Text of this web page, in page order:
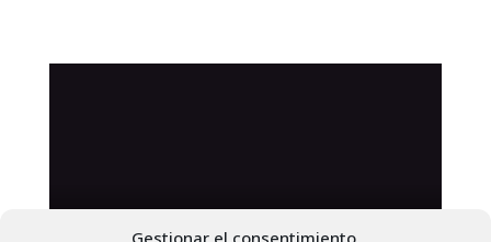
Gestionar el consentimiento